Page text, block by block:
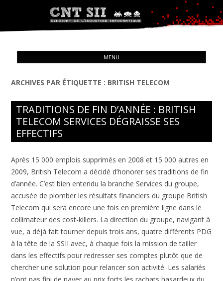
CNT – Solidarité Ouvrière
MENU
ARCHIVES PAR ÉTIQUETTE : BRITISH TELECOM
TRADITIONS DE FIN D’ANNÉE : BRITISH
TELECOM SERVICES DÉGRAISSE SES
EFFECTIFS
Après 15 000 emplois supprimés en 2008 et 15 000 autres en
2009, British Telecom a décidé d’honorer ses traditions de fin
d’année. C’est bien entendu la branche Services du groupe,
accusée de plomber les résultats financiers du groupe British
Telecom qui sera encore une fois en première ligne dans le
collimateur des cost-killers. La direction du groupe, navigant à
vue, a déjà fait tourner depuis trois ans, quatre différents PDG
à la tête de la SSII avec, à chaque fois la mission de tailler
dans les effectifs pour redresser ses comptes plutôt que de
chercher une solution pour relancer son activité. Les salariés